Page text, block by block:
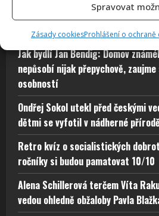
Spravovat
Zásady cookiesProhlášení o
Petr Rychlý slaví 61 let: Už
vůbec nemusel být. Za svůj život
Jak bydlí Jan Bendig: Domov
nepůsobí nijak přepychově,
osobností
Ondřej Sokol utekl před českými
dětmi se vyfotil v nádherné přírodě
Retro kvíz o socialistických
ročníky si budou pamatovat 10/10
Alena Schillerová terčem Víta
vedou ohledně obžaloby Pavla